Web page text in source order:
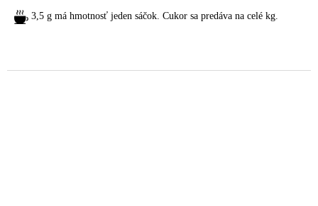
3,5 g má hmotnosť jeden sáčok. Cukor sa predáva na celé kg.
Potrebujete pomoc s výberom? Radi vám poradíme.